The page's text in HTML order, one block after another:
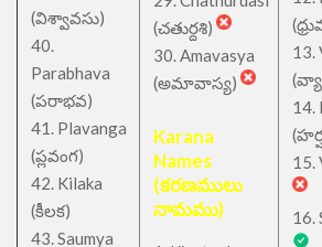
(విశ్వావసు)
40.
Parabhava
(పరాభవ)
41. Plavanga
(ప్లవంగ)
42. Kilaka
(కీలక)
43. Saumya
(చతుర్దశి)
30. Amavasya
(అమావాస్య)
Karana
Names
(కరణములు
నామము)
13.
14.
15.
16.